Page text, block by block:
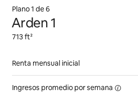
Plano 1 de 6
Arden 1
713 ft²
Renta mensual inicial
Ingresos promedio porsemana